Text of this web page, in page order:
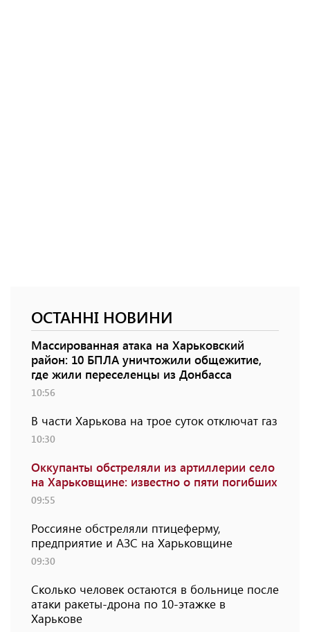
ОСТАННІ НОВИНИ
Массированная атака на Харьковский
район: 10 БПЛА уничтожили общежитие,
где жили переселенцы из Донбасса
10:56
В части Харькова на трое суток отключат газ
10:30
Оккупанты обстреляли из артиллерии село
на Харьковщине: известно о пяти погибших
09:55
Россияне обстреляли птицеферму,
предприятие и АЗС на Харьковщине
09:30
Сколько человек остаются в больнице после
атаки ракеты-дрона по 10-этажке в
Харькове